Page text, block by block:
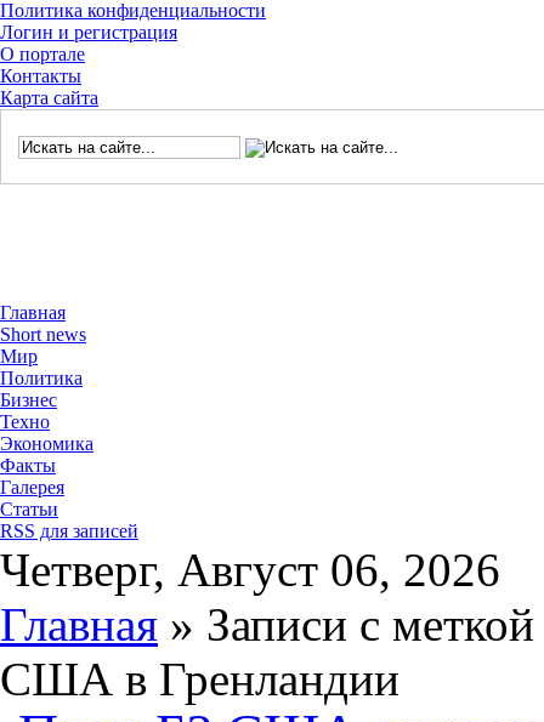
Политика конфиденциальности
Логин и регистрация
О портале
Контакты
Карта сайта
Главная
Short news
Мир
Политика
Бизнес
Техно
Экономика
Факты
Галерея
Статьи
RSS для записей
Четверг, Август 06, 2026
Главная » Записи с
США в Гренландии